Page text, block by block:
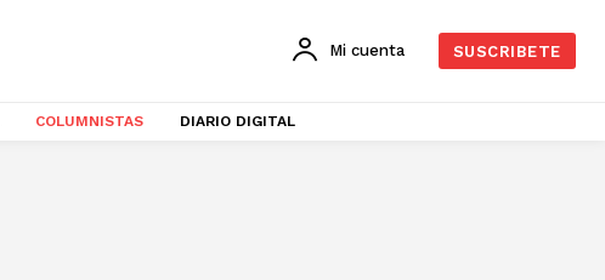
Mi cuenta SUSCRIBETE
COLUMNISTAS DIARIO DIGITAL